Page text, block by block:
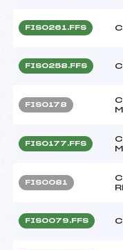
FIS0261.FFS
FIS0258.FFS
FIS0178
FIS0177.FFS
FIS0081
FIS0079.FFS